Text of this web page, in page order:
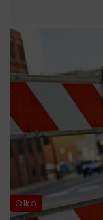
Ölkə